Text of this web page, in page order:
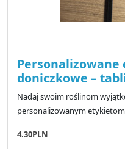
doniczkowe –
Nadaj swoim roślinom
personalizowanym
4.30PLN